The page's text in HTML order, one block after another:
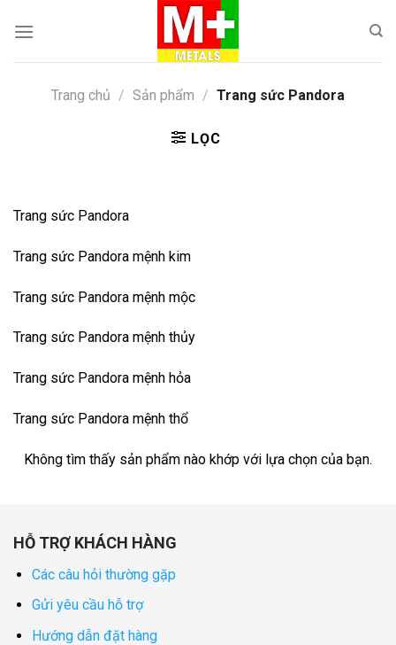
Trang chủ / Sản phẩm / Trang sức Pandora
LỌC
Trang sức Pandora
Trang sức Pandora mệnh kim
Trang sức Pandora mệnh mộc
Trang sức Pandora mệnh thủy
Trang sức Pandora mệnh hỏa
Trang sức Pandora mệnh thổ
Không tìm thấy sản phẩm nào khớp với lựa chọn của bạn.
HỖ TRỢ KHÁCH HÀNG
Các câu hỏi thường gặp
Gửi yêu cầu hỗ trợ
Hướng dẫn đặt hàng